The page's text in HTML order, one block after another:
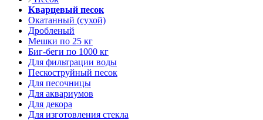
Кварцевый песок
Окатанный (сухой)
Дробленый
Мешки по 25 кг
Биг-беги по 1000 кг
Для фильтрации воды
Пескоструйный песок
Для песочницы
Для аквариумов
Для декора
Для изготовления стекла